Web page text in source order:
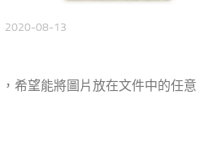
2020-08-13
希望能將圖片放在文件中的任意